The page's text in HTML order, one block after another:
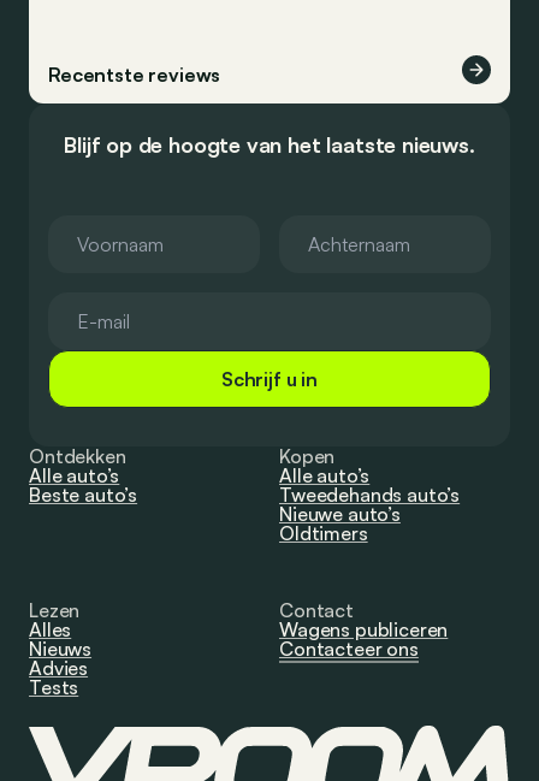
Recentste reviews
Blijf op de hoogte van het laatste nieuws.
Schrijf u in
Ontdekken
Alle auto’s
Beste auto’s
Kopen
Alle auto’s
Tweedehands auto’s
Nieuwe auto’s
Oldtimers
Lezen
Alles
Nieuws
Advies
Tests
Contact
Wagens publiceren
Contacteer ons